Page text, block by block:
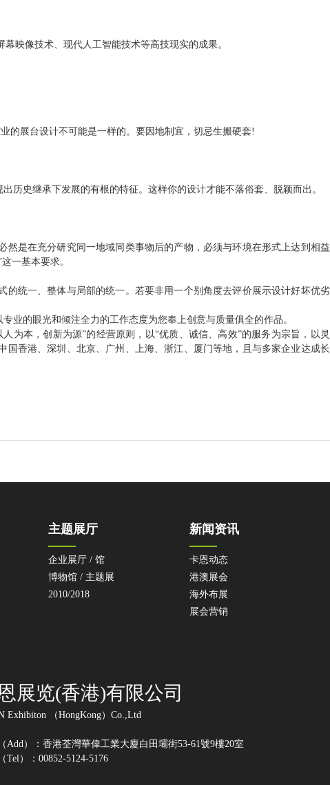
映像技术、现代人工智能技术等高技现实的成果。
的展台设计不可能是一样的。要因地制宜，切忌生搬硬套!
历史继承下发展的有根的特征。这样你的设计才能不落俗套、脱颖而出。
是在充分研究同一地域同类事物后的产物，必须与环境在形式上达到相益
一基本要求。
统一、整体与局部的统一。若要非用一个别角度去评价展示设计好坏优劣
业的眼光和倾注全力的工作态度为您奉上创意与质量俱全的作品。
为本，创新为源”的经营原则，以“优质、诚信、高效”的服务为宗旨，以灵
香港、深圳、北京、广州、上海、浙江、厦门等地，且与多家企业达成长
主题展厅
企业展厅 / 馆
博物馆 / 主题展
2010/2018
新闻资讯
卡恩动态
港澳展会
海外布展
展会营销
展览(香港)有限公司
Exhibiton （HongKong）Co.,Ltd
Add）：香港荃灣華偉工業大廈白田壩街53-61號9樓20室
Tel）：00852-5124-5176